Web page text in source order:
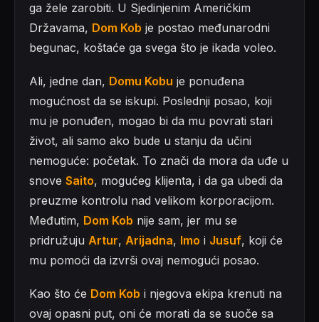
ga žele zarobiti. U Sjedinjenim Američkim
Državama, Dom Kob je postao međunarodni
begunac, koštaće ga svega što je ikada voleo.
Ali, jedne dan, Domu Kobu je ponuđena
mogućnost da se iskupi. Poslednji posao, koji
mu je ponuđen, mogao bi da mu povrati stari
život, ali samo ako bude u stanju da učini
nemoguće: početak. To znači da mora da uđe u
snove Saito, mogućeg klijenta, i da ga ubedi da
preuzme kontrolu nad velikom korporacijom.
Međutim, Dom Kob nije sam, jer mu se
pridružuju Artur, Arijadna, Imo i Jusuf, koji će
mu pomoći da izvrši ovaj nemogući posao.
Kao što će Dom Kob i njegova ekipa krenuti na
ovaj opasni put, oni će morati da se suoče sa